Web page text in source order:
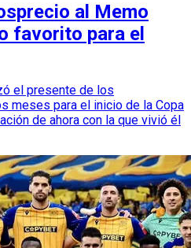
al Memo
favorito para el
el presente de los
meses para el inicio de la Copa
de ahora con la que vivió él